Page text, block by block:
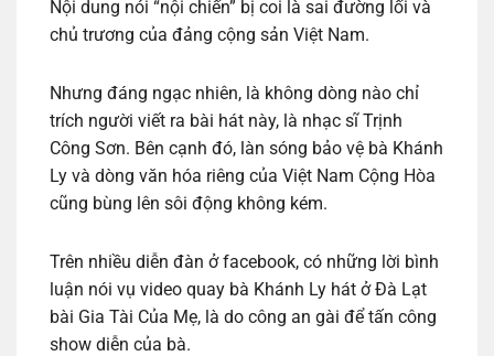
Nội dung nói “nội chiến” bị coi là sai đường lối và
chủ trương của đảng cộng sản Việt Nam.
Nhưng đáng ngạc nhiên, là không dòng nào chỉ
trích người viết ra bài hát này, là nhạc sĩ Trịnh
Công Sơn. Bên cạnh đó, làn sóng bảo vệ bà Khánh
Ly và dòng văn hóa riêng của Việt Nam Cộng Hòa
cũng bùng lên sôi động không kém.
Trên nhiều diễn đàn ở facebook, có những lời bình
luận nói vụ video quay bà Khánh Ly hát ở Đà Lạt
bài Gia Tài Của Mẹ, là do công an gài để tấn công
show diễn của bà.